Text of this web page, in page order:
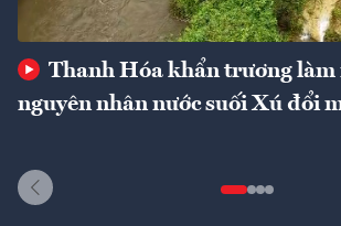
Thanh Hóa khẩn trương làm
nguyên nhân nước suối Xú đổi